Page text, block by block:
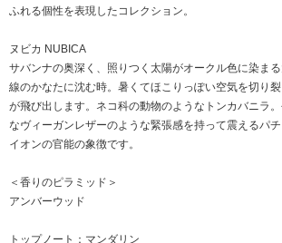
ふれる個性を表現したコレクション。
ヌビカ NUBICA
サバンナの奥深く、照りつく太陽がオークル色に染ま
線のかなたに沈む時。暑くてほこりっぽい空気を切り
が飛び出します。ネコ科の動物のようなトンカバニラ
なヴィーガンレザーのような緊張感を持って震えるパ
イオンの官能の象徴です。
＜香りのピラミッド＞
アンバーウッド
トップノート：マンダリン